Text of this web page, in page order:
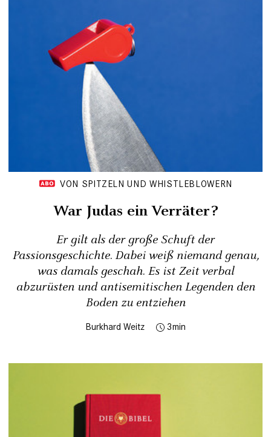
VON SPITZELN UND WHISTLEBLOWERN
War Judas ein Verräter?
Er gilt als der große Schuft der
Passionsgeschichte. Dabei weiß niemand genau,
was damals geschah. Es ist Zeit verbal
abzurüsten und antisemitischen Legenden den
Boden zu entziehen
Burkhard Weitz 3